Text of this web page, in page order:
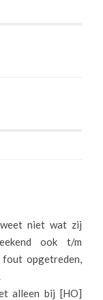
niet wat zij
ook t/m
fout opgetreden,
alleen bij [HO]